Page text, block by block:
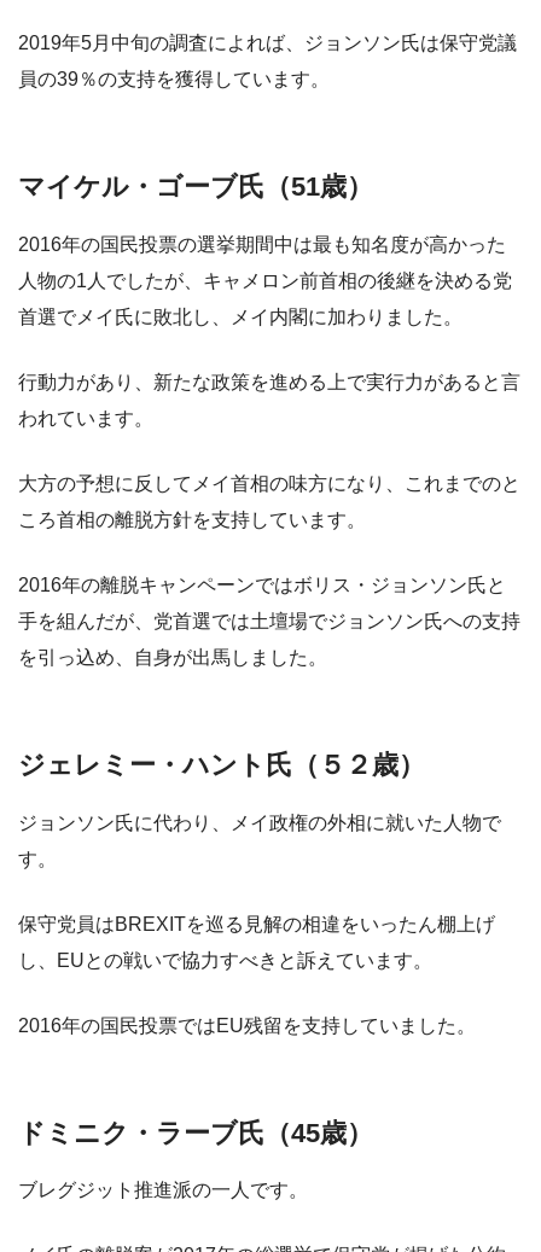
2019年5月中旬の調査によれば、ジョンソン氏は保守党議
員の39％の支持を獲得しています。
マイケル・ゴーブ氏（51歳）
2016年の国民投票の選挙期間中は最も知名度が高かった
人物の1人でしたが、キャメロン前首相の後継を決める党
首選でメイ氏に敗北し、メイ内閣に加わりました。
行動力があり、新たな政策を進める上で実行力があると言
われています。
大方の予想に反してメイ首相の味方になり、これまでのと
ころ首相の離脱方針を支持しています。
2016年の離脱キャンペーンではボリス・ジョンソン氏と
手を組んだが、党首選では土壇場でジョンソン氏への支持
を引っ込め、自身が出馬しました。
ジェレミー・ハント氏（５２歳）
ジョンソン氏に代わり、メイ政権の外相に就いた人物で
す。
保守党員はBREXITを巡る見解の相違をいったん棚上げ
し、EUとの戦いで協力すべきと訴えています。
2016年の国民投票ではEU残留を支持していました。
ドミニク・ラーブ氏（45歳）
ブレグジット推進派の一人です。